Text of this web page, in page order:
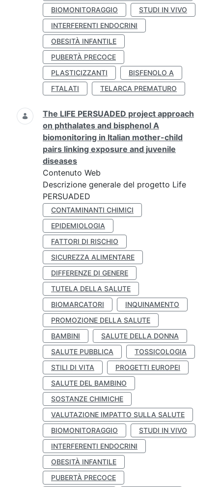
BIOMONITORAGGIO
STUDI IN VIVO
INTERFERENTI ENDOCRINI
OBESITÀ INFANTILE
PUBERTÀ PRECOCE
PLASTICIZZANTI
BISFENOLO A
FTALATI
TELARCA PREMATURO
The LIFE PERSUADED project approach
on phthalates and bisphenol A
biomonitoring in Italian mother-child
pairs linking exposure and juvenile
diseases
Contenuto Web
Descrizione generale del progetto Life
PERSUADED
CONTAMINANTI CHIMICI
EPIDEMIOLOGIA
FATTORI DI RISCHIO
SICUREZZA ALIMENTARE
DIFFERENZE DI GENERE
TUTELA DELLA SALUTE
BIOMARCATORI
INQUINAMENTO
PROMOZIONE DELLA SALUTE
BAMBINI
SALUTE DELLA DONNA
SALUTE PUBBLICA
TOSSICOLOGIA
STILI DI VITA
PROGETTI EUROPEI
SALUTE DEL BAMBINO
SOSTANZE CHIMICHE
VALUTAZIONE IMPATTO SULLA SALUTE
BIOMONITORAGGIO
STUDI IN VIVO
INTERFERENTI ENDOCRINI
OBESITÀ INFANTILE
PUBERTÀ PRECOCE